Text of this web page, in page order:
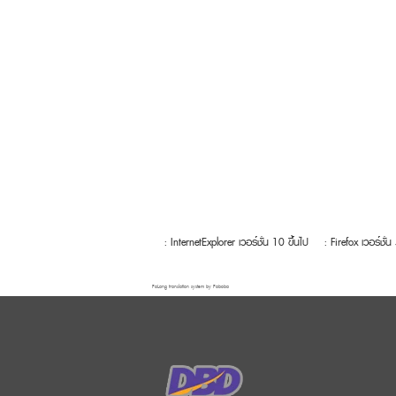
: InternetExplorer เวอร์ชั่น 10 ขึ้นไป : Firefox เวอร์ชั่
FaLang translation system by Faboba